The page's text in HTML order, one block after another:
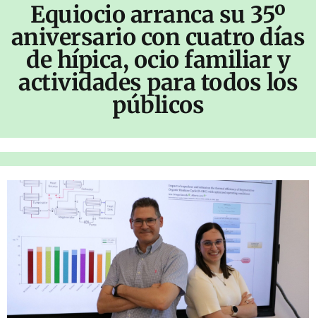
Equiocio arranca su 35º
aniversario con cuatro días
de hípica, ocio familiar y
actividades para todos los
públicos